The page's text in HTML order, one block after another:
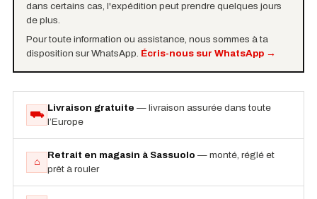
dans certains cas, l'expédition peut prendre quelques jours
de plus.
Pour toute information ou assistance, nous sommes à ta
disposition sur WhatsApp. Écris-nous sur WhatsApp→
⛟
Livraison gratuite — livraison assurée dans toute
l’Europe
⌂
Retrait en magasin à Sassuolo — monté, réglé et
prêt à rouler